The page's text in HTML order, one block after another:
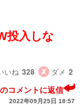
投入しな
いね 328 ダメ 2
コメントに返信
2022年09月25日 18:57